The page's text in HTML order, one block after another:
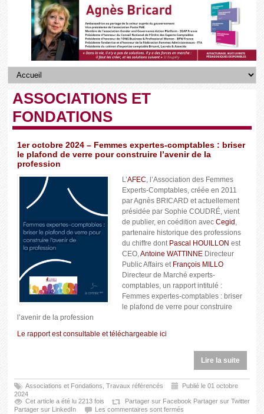
ASSOCIATIONS ET
FONDATIONS
1er octobre 2024 – Femmes expertes-comptables : briser
le plafond de verre pour construire l’avenir de la
profession
L’AFEC, l’Association des Femmes
Experts-Comptables, créée en 2011
par Agnès BRICARD et actuellement
présidée par Sophie COUDRÉ, vient
de publier, en coédition avec Cegid ,
partenaire historique des professions
du chiffre dont Pascal HOUILLON est
CEO,Antoine WATTINNEDirecteur
Public Affairs et François MILLO
Directeur de Marché experts-
comptables, un rapport intitulé :
Femmes expertes-comptables : briser
le plafond de verre pour construire
l’avenir de la profession
Le rapport est consultable et téléchargeable ici
Lire la suite
Associations et Fondations Travaux référencés
Publié le 01 octobre
2024
Cet article a été lu 2213 fois
Partager sur Facebook Partager sur Twitter
Partager sur LinkedIn
Les commentaires sont fermés